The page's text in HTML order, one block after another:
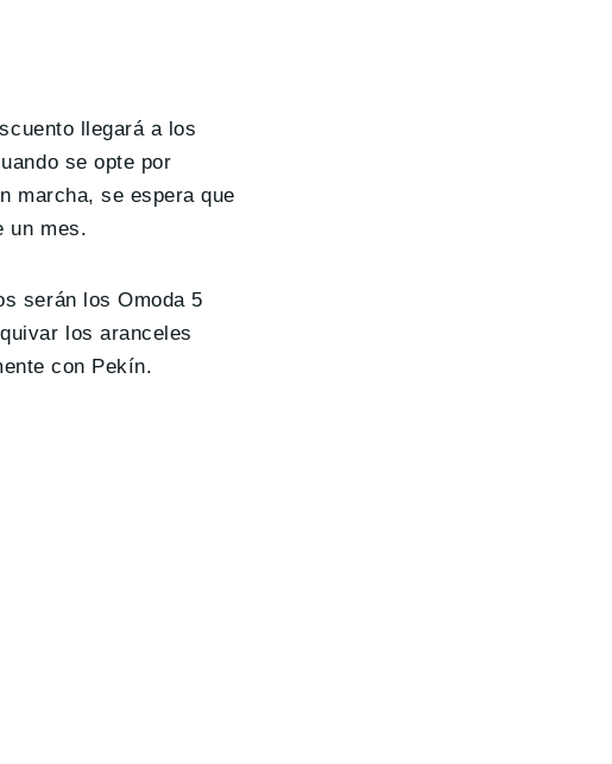
llegará a los
se opte por
marcha, se espera que
un mes.
serán los Omoda 5
los aranceles
con Pekín.